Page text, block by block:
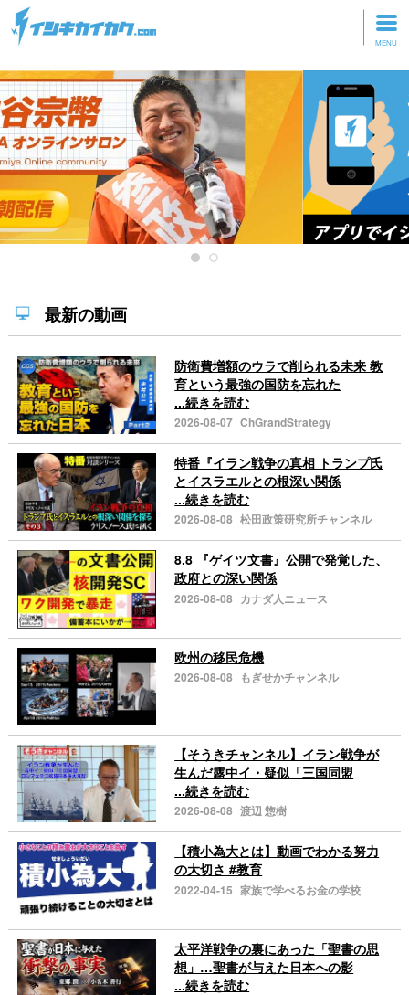
トップページ
動画を見る
記事を読む
セミナーに参加
研修・ツアーに参加
最新の動画
防衛費増額のウラで削られる未来 教
育という最強の国防を忘れた
...続きを読む
2026-08-07 ChGrandStrategy
特番『イラン戦争の真相 トランプ氏
とイスラエルとの根深い関係
...続きを読む
2026-08-08 松田政策研究所チャンネル
8.8 『ゲイツ文書』公開で発覚した、
政府との深い関係
2026-08-08 カナダ人ニュース
欧州の移民危機
2026-08-08 もぎせかチャンネル
【そうきチャンネル】イラン戦争が
生んだ露中イ・疑似「三国同盟
...続きを読む
2026-08-08 渡辺 惣樹
【積小為大とは】動画でわかる努力
の大切さ #教育
2022-04-15 家族で学べるお金の学校
太平洋戦争の裏にあった「聖書の思
想」…聖書が与えた日本への影
...続きを読む